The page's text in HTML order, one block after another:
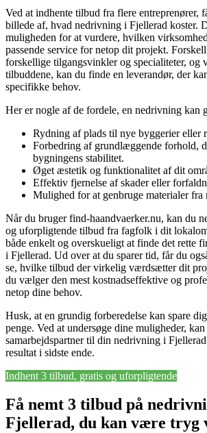
Ved at indhente tilbud fra flere entreprenører,
billede af, hvad nedrivning i Fjellerad koster.
muligheden for at vurdere, hvilken
passende service for netop dit projekt.
forskellige tilgangsvinkler og specialiteter, og
tilbuddene, kan du finde en leverandør, der
specifikke behov.
Her er nogle af de fordele, en nedrivning kan
Rydning af plads til nye byggerier eller
Forbedring af grundlæggende forhold,
bygningens stabilitet.
Øget æstetik og funktionalitet af dit
Effektiv fjernelse af skader eller
Mulighed for at genbruge materialer fra
Når du bruger find-haandvaerker.nu, kan du
og uforpligtende tilbud fra fagfolk i dit
både enkelt og overskueligt at finde det rette
i Fjellerad. Ud over at du sparer tid, får du
se, hvilke tilbud der virkelig værdsætter dit
du vælger den mest kostnadseffektive og
netop dine behov.
Husk, at en grundig forberedelse kan spare
penge. Ved at undersøge dine muligheder,
samarbejdspartner til din nedrivning i
resultat i sidste ende.
Indhent 3 tilbud, gratis og uforpligtende
Få nemt 3 tilbud på
Fjellerad, du kan være tryg